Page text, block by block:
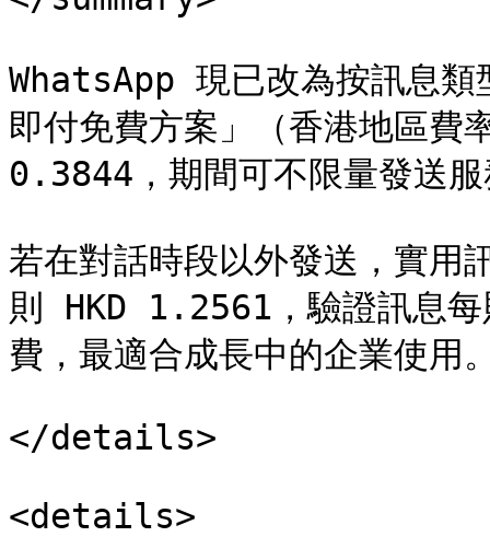
WhatsApp 現已改為按訊息
即付免費方案」（香港地區
0.3844，期間可不限量發送
若在對話時段以外發送，實
則 HKD 1.2561，驗證訊息
費，最適合成長中的企業使用
</details>
<details>